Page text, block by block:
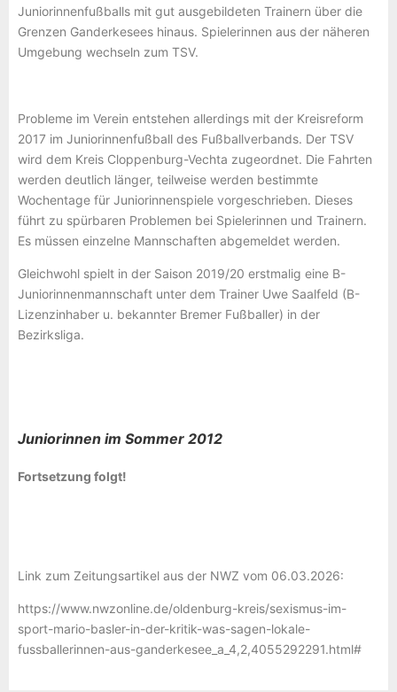
Juniorinnenfußballs mit gut ausgebildeten Trainern über die
Grenzen Ganderkesees hinaus. Spielerinnen aus der näheren
Umgebung wechseln zum TSV.
Probleme im Verein entstehen allerdings mit der Kreisreform
2017 im Juniorinnenfußball des Fußballverbands. Der TSV
wird dem Kreis Cloppenburg-Vechta zugeordnet. Die Fahrten
werden deutlich länger, teilweise werden bestimmte
Wochentage für Juniorinnenspiele vorgeschrieben. Dieses
führt zu spürbaren Problemen bei Spielerinnen und Trainern.
Es müssen einzelne Mannschaften abgemeldet werden.
Gleichwohl spielt in der Saison 2019/20 erstmalig eine B-
Juniorinnenmannschaft unter dem Trainer Uwe Saalfeld (B-
Lizenzinhaber u. bekannter Bremer Fußballer) in der
Bezirksliga.
Juniorinnen im Sommer 2012
Fortsetzung folgt!
Link zum Zeitungsartikel aus der NWZ vom 06.03.2026:
https://www.nwzonline.de/oldenburg-kreis/sexismus-im-
sport-mario-basler-in-der-kritik-was-sagen-lokale-
fussballerinnen-aus-ganderkesee_a_4,2,4055292291.html#